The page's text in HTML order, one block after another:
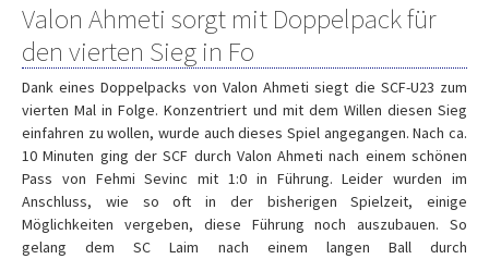
Valon Ahmeti sorgt mit Doppelpack für
den vierten Sieg in Fo
Dank eines Doppelpacks von Valon Ahmeti siegt die SCF-U23 zum
vierten Mal in Folge. Konzentriert und mit dem Willen diesen Sieg
einfahren zu wollen, wurde auch dieses Spiel angegangen. Nach ca.
10 Minuten ging der SCF durch Valon Ahmeti nach einem schönen
Pass von Fehmi Sevinc mit 1:0 in Führung. Leider wurden im
Anschluss, wie so oft in der bisherigen Spielzeit, einige
Möglichkeiten vergeben, diese Führung noch auszubauen. So
gelang dem SC Laim nach einem langen Ball durch